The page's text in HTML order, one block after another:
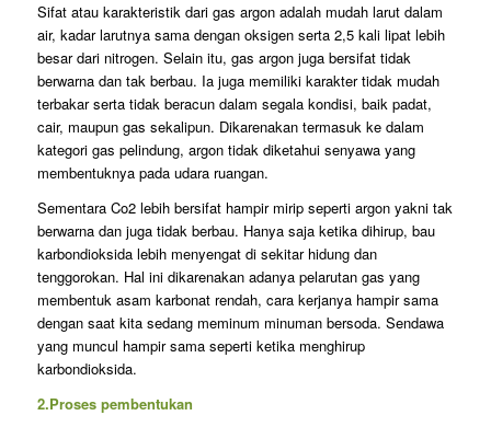
Sifat atau karakteristik dari gas argon adalah mudah larut dalam
air, kadar larutnya sama dengan oksigen serta 2,5 kali lipat lebih
besar dari nitrogen. Selain itu, gas argon juga bersifat tidak
berwarna dan tak berbau. Ia juga memiliki karakter tidak mudah
terbakar serta tidak beracun dalam segala kondisi, baik padat,
cair, maupun gas sekalipun. Dikarenakan termasuk ke dalam
kategori gas pelindung, argon tidak diketahui senyawa yang
membentuknya pada udara ruangan.
Sementara Co2 lebih bersifat hampir mirip seperti argon yakni tak
berwarna dan juga tidak berbau. Hanya saja ketika dihirup, bau
karbondioksida lebih menyengat di sekitar hidung dan
tenggorokan. Hal ini dikarenakan adanya pelarutan gas yang
membentuk asam karbonat rendah, cara kerjanya hampir sama
dengan saat kita sedang meminum minuman bersoda. Sendawa
yang muncul hampir sama seperti ketika menghirup
karbondioksida.
2.Proses pembentukan